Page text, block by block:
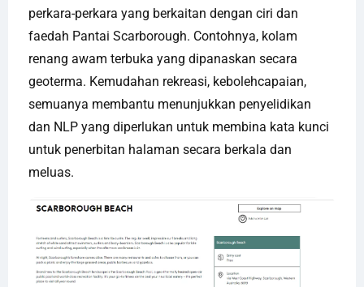
perkara-perkara yang berkaitan dengan ciri dan
faedah Pantai Scarborough. Contohnya, kolam
renang awam terbuka yang dipanaskan secara
geoterma. Kemudahan rekreasi, kebolehcapaian,
semuanya membantu menunjukkan penyelidikan
dan NLP yang diperlukan untuk membina kata kunci
untuk penerbitan halaman secara berkala dan
meluas.